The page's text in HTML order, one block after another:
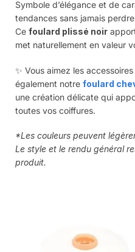
Symbole d’élégance et de
tendances sans jamais
Ce foulard plissé noir
met naturellement en valeur
✨ Vous aimez les
également notre foulard
une création délicate qui
toutes vos coiffures.
*Les couleurs peuvent
Le style et le rendu général
produit.